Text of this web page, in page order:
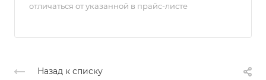
отличаться от указанной в прайс-листе
Назад к списку